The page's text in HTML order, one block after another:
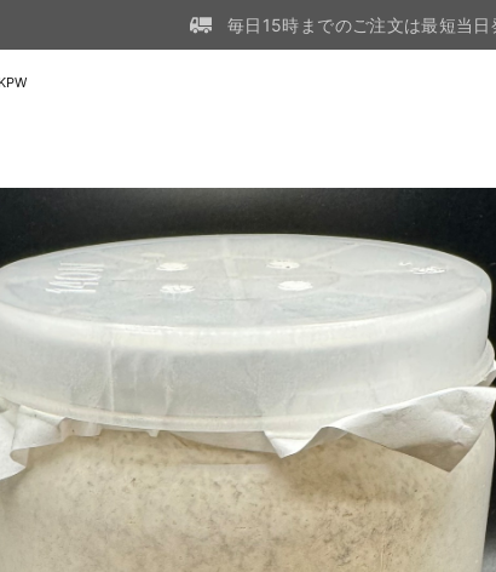
毎日15時までのご注文は最短当